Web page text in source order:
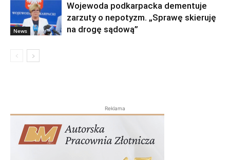
News
Wojewoda podkarpacka dementuje
zarzuty o nepotyzm. „Sprawę skieruję
na drogę sądową”
Reklama